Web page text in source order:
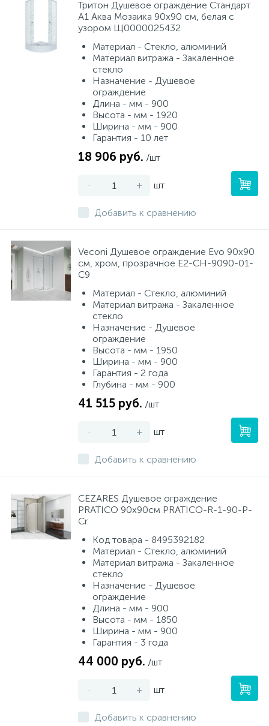
Тритон Душевое ограждение Стандарт
А1 Аква Мозаика 90х90 см, белая с
узором Щ0000025432
Материал - Стекло, алюминий
Материал витража - Закаленное
стекло
Назначение - Душевое
ограждение
Длина - мм - 900
Высота - мм - 1920
Ширина - мм - 900
Гарантия - 10 лет
18 906 руб. /шт
- + шт
Добавить к сравнению
Veconi Душевое ограждение Evo 90х90
см, хром, прозрачное E2-CH-9090-01-
C9
Материал - Стекло, алюминий
Материал витража - Закаленное
стекло
Назначение - Душевое
ограждение
Высота - мм - 1950
Ширина - мм - 900
Гарантия - 2 года
Глубина - мм - 900
41 515 руб. /шт
- + шт
Добавить к сравнению
CEZARES Душевое ограждение
PRATICO 90х90см PRATICO-R-1-90-P-
Cr
Код товара - 8495392182
Материал - Стекло, алюминий
Материал витража - Закаленное
стекло
Назначение - Душевое
ограждение
Длина - мм - 900
Высота - мм - 1850
Ширина - мм - 900
Гарантия - 3 года
44 000 руб. /шт
- + шт
Добавить к сравнению